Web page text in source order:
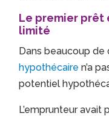
Le premier
limité
Dans beaucoup
hypothécaire n’a
potentiel
L’emprunteur avait